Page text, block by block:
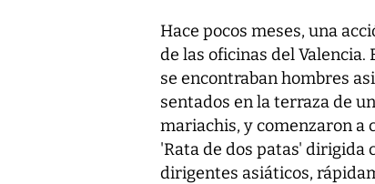
Hace pocos meses, una
de las oficinas del
se encontraban hombres
sentados en la terraza de
mariachis, y comenzaron
'Rata de dos patas' dirigida
dirigentes asiáticos,